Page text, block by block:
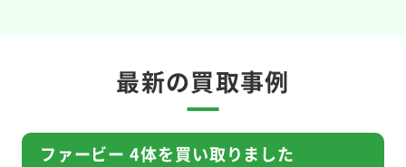
最新の買取事例
ファービー 4体を買い取りました